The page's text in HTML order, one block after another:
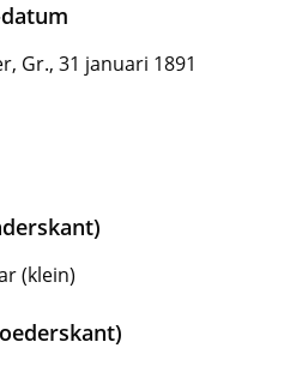
Gr., 31 januari 1891
(klein)